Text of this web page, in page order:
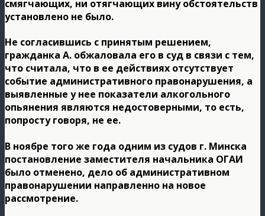
смягчающих, ни отягчающих вину обстоятельств
установлено не было.
Не согласившись с принятым решением,
гражданка А. обжаловала его в суд в связи с тем,
что считала, что в ее действиях отсутствует
событие административного правонарушения, а
выявленные у нее показатели алкогольного
опьянения являются недостоверными, то есть,
попросту говоря, не ее.
В ноябре того же года одним из судов г. Минска
постановление заместителя начальника ОГАИ
было отменено, дело об административном
правонарушении направленно на новое
рассмотрение.